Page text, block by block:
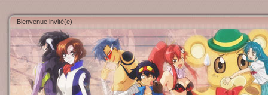
Bienvenue invité(e) !